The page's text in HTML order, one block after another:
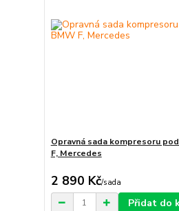
Opravná sada kompresoru
F, Mercedes
2 890 Kč/sada
Přidat do